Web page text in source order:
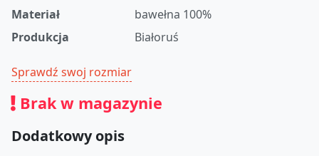
Materiał
bawełna 100%
Produkcja
Białoruś
Sprawdź swoj rozmiar
Brak w magazynie
Dodatkowy opis